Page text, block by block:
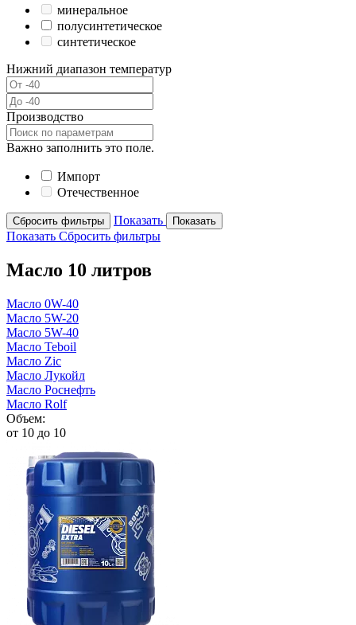
минеральное
полусинтетическое
синтетическое
Нижний диапазон температур
Производство
Важно заполнить это поле.
Импорт
Отечественное
Сбросить фильтры Показать Показать
Показать Сбросить фильтры
Масло 10 литров
Масло 0W-40
Масло 5W-20
Масло 5W-40
Масло Teboil
Масло Zic
Масло Лукойл
Масло Роснефть
Масло Rolf
Объем:
от 10 до 10